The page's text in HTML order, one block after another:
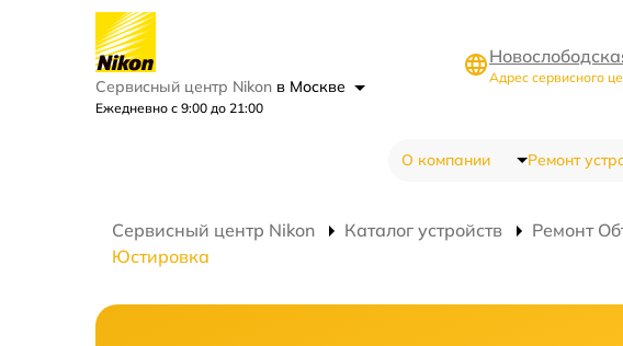
Сервисный центр Nikon в Москве
Ежедневно с 9:00 до 21:00
Адрес сервисного
О компании Ремонт
Сервисный центр Nikon Каталог устройств Ремонт
Юстировка